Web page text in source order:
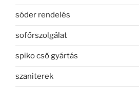
sóder rendelés
sofőrszolgálat
spiko cső gyártás
szaniterek